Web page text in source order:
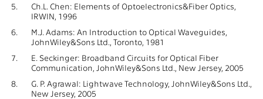
5.
Ch.L. Chen: Elements of Optoelectronics&Fiber Optics,
IRWIN, 1996
6.
M.J. Adams: An Introduction to Optical Waveguides,
JohnWiley&Sons Ltd., Toronto, 1981
7.
E. Seckinger: Broadband Circuits for Optical Fiber
Communication, JohnWiley&Sons Ltd., New Jersey, 2005
8.
G. P. Agrawal: Lightwave Technology, JohnWiley&Sons Ltd.,
New Jersey, 2005